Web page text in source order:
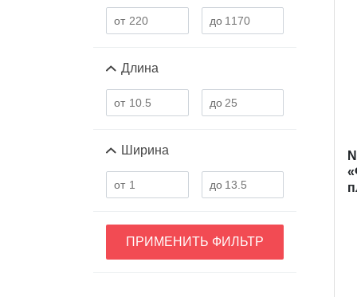
Длина
Ширина
ПРИМЕНИТЬ ФИЛЬТР